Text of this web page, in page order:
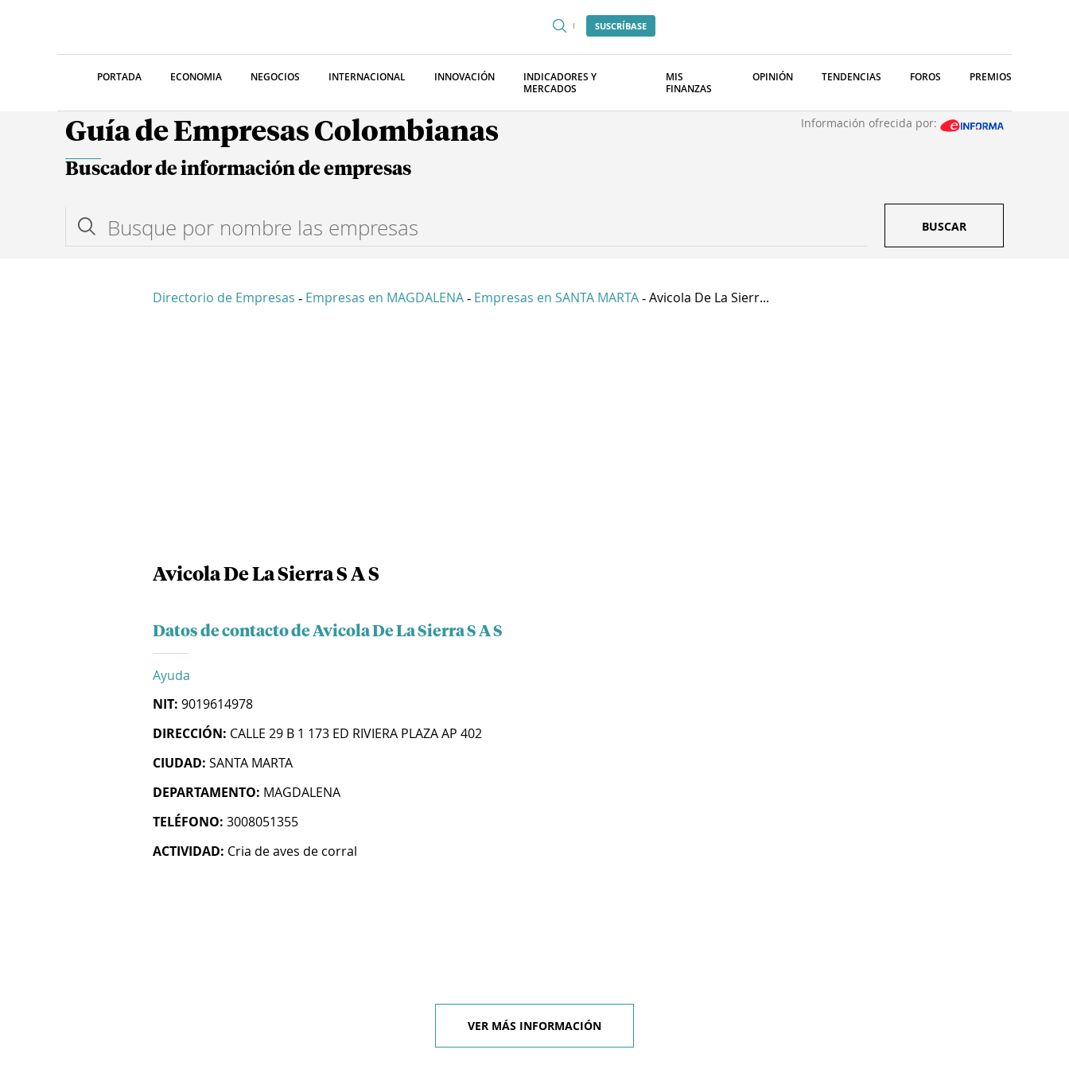
SUSCRÍBASE
PORTADA ECONOMIA NEGOCIOS INTERNACIONAL INNOVACIÓN
INDICADORES Y
MERCADOS
MIS
FINANZAS
OPINIÓN TENDENCIAS FOROS PREMIOS
Guía de Empresas Colombianas Información ofrecida por:
Buscador de información de empresas
BUSCAR
Directorio de Empresas - Empresas en MAGDALENA - Empresas en SANTA MARTA - Avicola De La Sierr...
Avicola De La Sierra S A S
Datos de contacto de Avicola De La Sierra S A S
Ayuda
NIT: 9019614978
DIRECCIÓN: CALLE 29 B 1 173 ED RIVIERA PLAZA AP 402
CIUDAD: SANTA MARTA
DEPARTAMENTO: MAGDALENA
TELÉFONO: 3008051355
ACTIVIDAD: Cria de aves de corral
VER MÁS INFORMACIÓN